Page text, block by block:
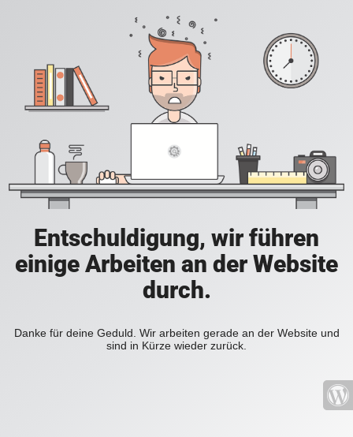
Entschuldigung, wir führen
einige Arbeiten an der Website
durch.
Danke für deine Geduld. Wir arbeiten gerade an der Website und
sind in Kürze wieder zurück.